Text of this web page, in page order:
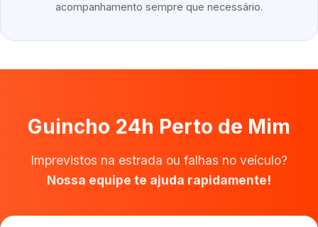
acompanhamento sempre que necessário.
Guincho 24h Perto de Mim
Imprevistos na estrada ou falhas no veículo?
Nossa equipe te ajuda rapidamente!